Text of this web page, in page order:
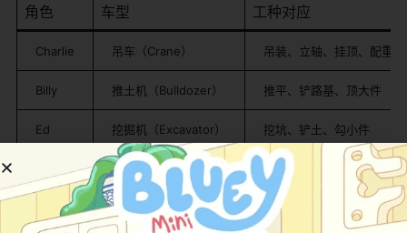
角色 车型 工种对应
Charlie 吊车（Crane） 吊装、立轴、挂顶、配重
Billy 推土机（Bulldozer） 推平、铲路基、顶大件
Ed 挖掘机（Excavator） 挖坑、铲土、勾小件
三台车都是拟人化设计：有脸（圆眼、微笑嘴）、有声
线、会互相喊名字分配任务，但没有手（还是车臂车
铲），"干活"时就是用原本的工程机构——Charlie 出吊